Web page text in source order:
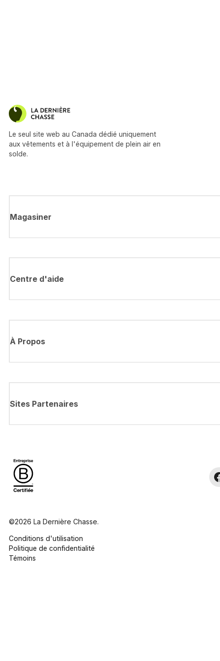
Le seul site web au Canada dédié uniquement
aux vêtements et à l'équipement de plein air en
solde.
Magasiner
Centre d'aide
À Propos
Sites Partenaires
©2026 La Dernière Chasse.
Conditions d'utilisation
Politique de confidentialité
Témoins